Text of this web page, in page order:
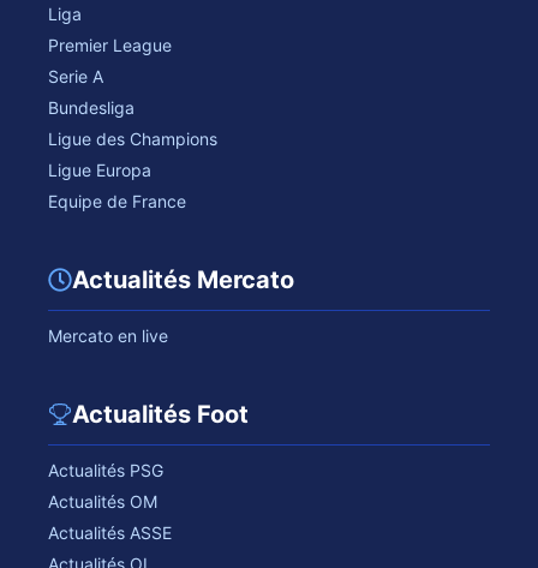
Liga
Premier League
Serie A
Bundesliga
Ligue des Champions
Ligue Europa
Equipe de France
Actualités Mercato
Mercato en live
Actualités Foot
Actualités PSG
Actualités OM
Actualités ASSE
Actualités OL